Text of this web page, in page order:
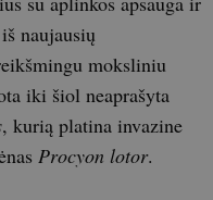
naujausių
moksliniu
iki šiol neaprašyta
, kurią platina invazine
Procyon lotor.